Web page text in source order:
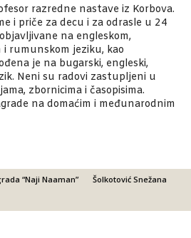
razredne nastave iz Korbova.
i priče za decu i za odrasle u 24
na engleskom,
rumunskom jeziku, kao
je na bugarski, engleski,
Neni su radovi zastupljeni u
zbornicima i časopisima.
na domaćim i međunarodnim
“Naji Naaman”
Šolkotović Snežana